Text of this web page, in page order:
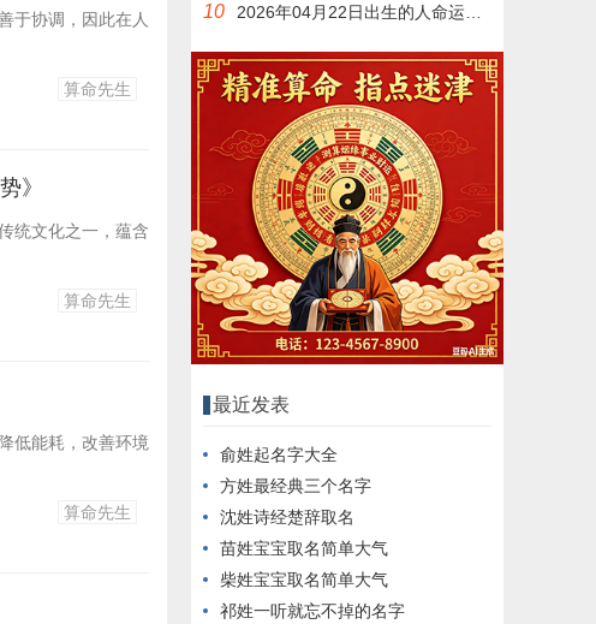
于协调，因此在人
算命先生
》
统文化之一，蕴含
算命先生
低能耗，改善环境
算命先生
10 2026年04月22日出生的人命运如何
最近发表
俞姓起名字大全
方姓最经典三个名字
沈姓诗经楚辞取名
苗姓宝宝取名简单大气
柴姓宝宝取名简单大气
祁姓一听就忘不掉的名字